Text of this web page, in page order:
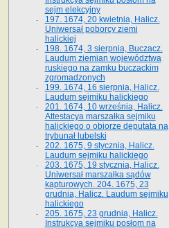
sejm elekcyjny
197. 1674, 20 kwietnia, Halicz.
Uniwersał poborcy ziemi
halickiej
198. 1674, 3 sierpnia, Buczacz.
Laudum ziemian województwa
ruskiego na zamku buczackim
zgromadzonych
199. 1674, 16 sierpnia, Halicz.
Laudum sejmiku halickiego
201. 1674, 10 września, Halicz.
Attestacya marszałka sejmiku
halickiego o obiorze deputata na
trybunał lubelski
202. 1675, 9 stycznia, Halicz.
Laudum sejmiku halickiego
203. 1675, 19 stycznia, Halicz.
Uniwersał marszałka sądów
kapturowych. 204. 1675, 23
grudnia, Halicz. Laudum sejmiku
halickiego
205. 1675, 23 grudnia, Halicz.
Instrukcya sejmiku posłom na